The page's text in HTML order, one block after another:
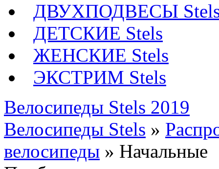
ДВУХПОДВЕСЫ
ДЕТСКИЕ Stels
ЖЕНСКИЕ Stels
ЭКСТРИМ Stels
Велосипеды Stels 2019
Велосипеды Stels »
велосипеды » Начальные